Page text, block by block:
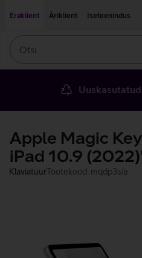
Eraklient
Äriklient Iseteenindus
Apple Magic
iPad 10.9
KlaviatuurTootekood: mqdp3s/a